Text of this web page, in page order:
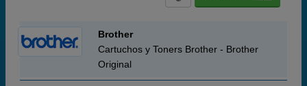
Brother
Cartuchos y Toners Brother - Brother
Original